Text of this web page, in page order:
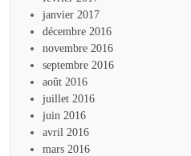
janvier 2017
décembre 2016
novembre 2016
septembre 2016
août 2016
juillet 2016
juin 2016
avril 2016
mars 2016